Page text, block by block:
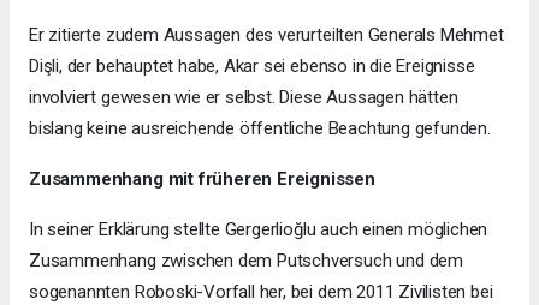
Er zitierte zudem Aussagen des verurteilten Generals Mehmet
Dişli, der behauptet habe, Akar sei ebenso in die Ereignisse
involviert gewesen wie er selbst. Diese Aussagen hätten
bislang keine ausreichende öffentliche Beachtung gefunden.
Zusammenhang mit früheren Ereignissen
In seiner Erklärung stellte Gergerlioğlu auch einen möglichen
Zusammenhang zwischen dem Putschversuch und dem
sogenannten Roboski-Vorfall her, bei dem 2011 Zivilisten bei